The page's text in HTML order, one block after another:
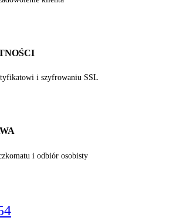
i szyfrowaniu SSL
i odbiór osobisty